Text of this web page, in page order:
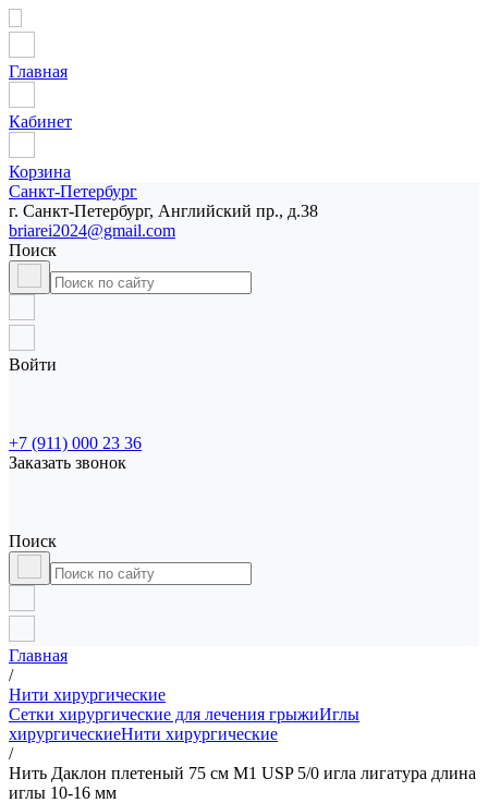
Главная
Кабинет
Корзина
Санкт-Петербург
г. Санкт-Петербург, Английский пр., д.38
briarei2024@gmail.com
Поиск
Войти
+7 (911) 000 23 36
Заказать звонок
Поиск
Главная
/
Нити хирургические
Сетки хирургические для лечения грыжиИглы
хирургическиеНити хирургические
/
Нить Даклон плетеный 75 см М1 USP 5/0 игла лигатура длина
иглы 10-16 мм